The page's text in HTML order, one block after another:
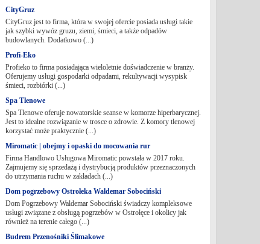
CityGruz
CityGruz jest to firma, która w swojej ofercie posiada usługi takie
jak szybki wywóz gruzu, ziemi, śmieci, a także odpadów
budowlanych. Dodatkowo (...)
Profi-Eko
Profieko to firma posiadająca wieloletnie doświadczenie w branży.
Oferujemy usługi gospodarki odpadami, rekultywacji wysypisk
śmieci, rozbiórki (...)
Spa Tlenowe
Spa Tlenowe oferuje nowatorskie seanse w komorze hiperbarycznej.
Jest to idealne rozwiązanie w trosce o zdrowie. Z komory tlenowej
korzystać może praktycznie (...)
Miromatic | obejmy i opaski do mocowania rur
Firma Handlowo Usługowa Miromatic powstała w 2017 roku.
Zajmujemy się sprzedażą i dystrybucją produktów przeznaczonych
do utrzymania ruchu w zakładach (...)
Dom pogrzebowy Ostrołeka Waldemar Sobociński
Dom Pogrzebowy Waldemar Sobociński świadczy kompleksowe
usługi związane z obsługą pogrzebów w Ostrołęce i okolicy jak
również na terenie całego (...)
Budrem Przenośniki Ślimakowe